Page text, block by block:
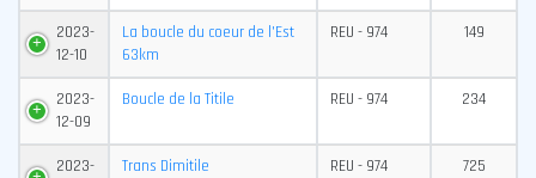
2023-
12-10
La boucle du coeur de l'Est
63km
REU - 974 149
2023-
12-09
Boucle de la Titile REU - 974 234
2023-
Trans Dimitile REU - 974 725